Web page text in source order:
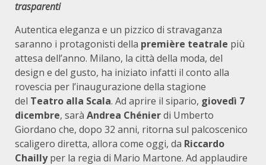
trasparenti
Autentica eleganza e un pizzico di stravaganza
saranno i protagonisti della première teatrale più
attesa dell’anno. Milano, la città della moda, del
design e del gusto, ha iniziato infatti il conto alla
rovescia per l’inaugurazione della stagione
del Teatro alla Scala. Ad aprire il sipario, giovedì 7
dicembre, sarà Andrea Chénierdi Umberto
Giordano che, dopo 32 anni, ritorna sul palcoscenico
scaligero diretta, allora come oggi, da Riccardo
Chaillyper la regia di Mario Martone. Ad applaudire